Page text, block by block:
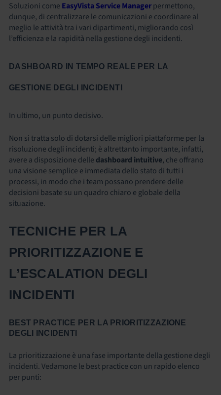
Soluzioni come EasyVista Service Managerpermettono,
dunque, di centralizzare le comunicazioni e coordinare al
meglio le attività tra i vari dipartimenti, migliorando così
l’efficienza e la rapidità nella gestione degli incidenti.
DASHBOARD IN TEMPO REALE PER LA
GESTIONE DEGLI INCIDENTI
In ultimo, un punto decisivo.
Non si tratta solo di dotarsi delle migliori piattaforme per la
risoluzione degli incidenti; è altrettanto importante, infatti,
avere a disposizione delle dashboard intuitive, che offrano
una visione semplice e immediata dello stato di tutti i
processi, in modo che i team possano prendere delle
decisioni basate su un quadro chiaro e globale della
situazione.
TECNICHE PER LA
PRIORITIZZAZIONE E
L’ESCALATION DEGLI
INCIDENTI
BEST PRACTICE PER LA PRIORITIZZAZIONE
DEGLI INCIDENTI
La prioritizzazione è una fase importante della gestione degli
incidenti. Vedamone le best practice con un rapido elenco
per punti: